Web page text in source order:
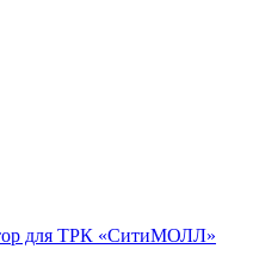
для ТРК «СитиМОЛЛ»